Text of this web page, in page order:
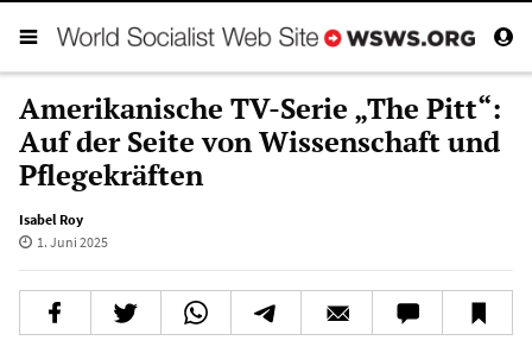
Amerikanische TV-Serie „The Pitt“:
Auf der Seite von Wissenschaft und
Pflegekräften
Isabel Roy
1. Juni 2025